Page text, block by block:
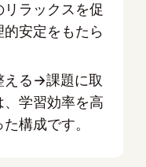
リラックスを促
安定をもたら
える→課題に取
、学習効率を高
構成です。